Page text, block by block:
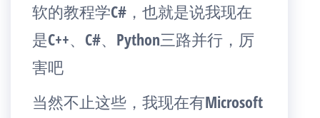
软的教程学C#，也就是说我现在
是C++、C#、Python三路并行，厉
害吧
当然不止这些，我现在有Microsoft